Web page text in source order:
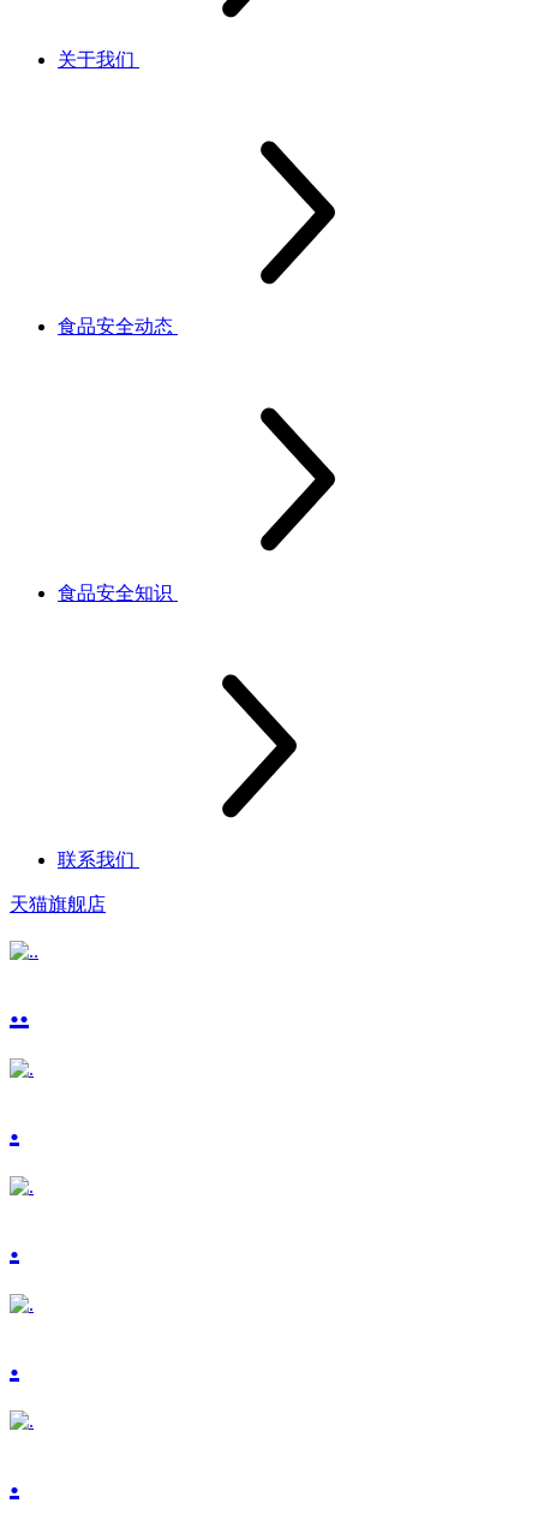
关于我们
食品安全动态
食品安全知识
联系我们
天猫旗舰店
..
.
.
.
.